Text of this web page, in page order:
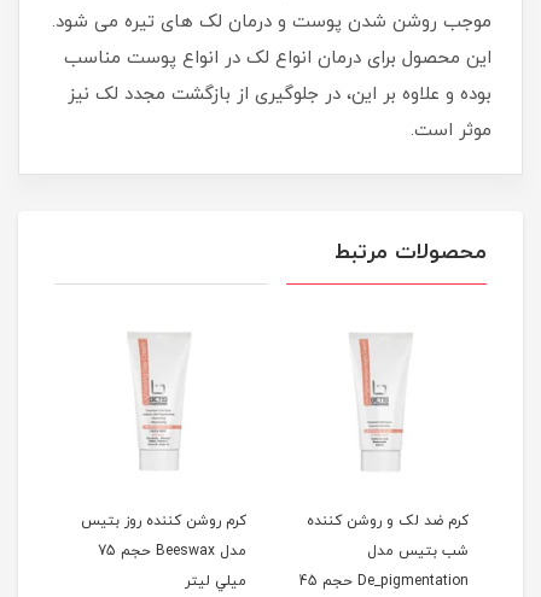
موجب روشن شدن پوست و درمان لک های تیره می شود.
این محصول برای درمان انواع لک در انواع پوست مناسب
بوده و علاوه بر این، در جلوگیری از بازگشت مجدد لک نیز
موثر است.
محصولات مرتبط
کرم ضد لک و روشن کننده
شب بتیس مدل
De_pigmentation حجم 45
کرم روشن کننده روز بتيس
مدل Beeswax حجم 75
ميلي ليتر